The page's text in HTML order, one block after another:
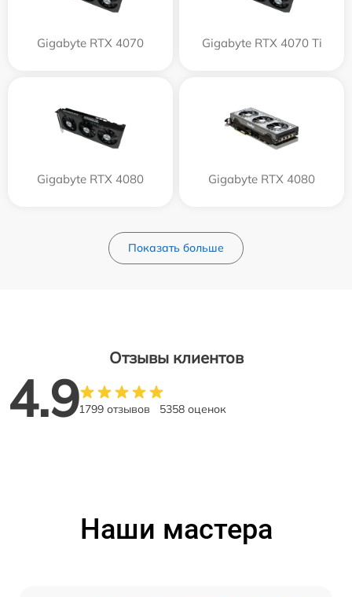
Gigabyte RTX 4070 Gigabyte RTX 4070 Ti
Gigabyte RTX 4080 Gigabyte RTX 4080
Показать больше
Отзывы клиентов
4.91799 отзывов 5358 оценок
Наши мастера